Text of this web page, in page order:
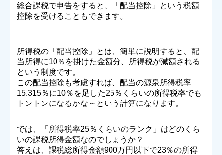
総合課税で申告をすると、「配当控除」という税額
控除を受けることもできます。
所得税の「配当控除」とは、簡単に説明すると、配
当所得に10％を掛けた金額分、所得税が減額される
という制度です。
この配当控除も考慮すれば、配当の源泉所得税率
15.315％に10％を足した25％くらいの所得税率でも
トントンになるかな～という計算になります。
では、「所得税率25％くらいのランク」はどのくら
いの課税所得金額なのでしょうか？
答えは、課税総所得金額900万円以下で23％の所得